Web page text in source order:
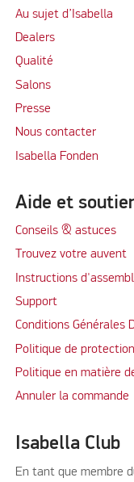
Au sujet d’Isabella
Dealers
Qualité
Salons
Presse
Nous contacter
Isabella Fonden
Aide et
Conseils & astuces
Trouvez votre auvent
Instructions
Support
Conditions Générales
Politique de
Politique en matière
Annuler la commande
Isabella Club
En tant que membre